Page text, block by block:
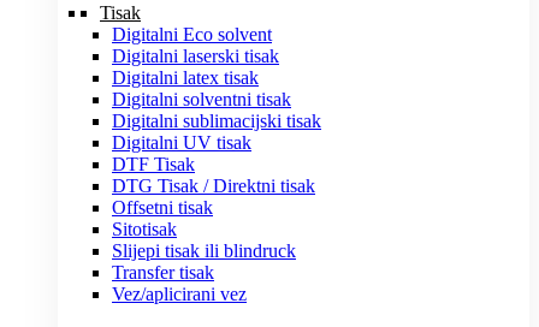
Tisak
Digitalni Eco solvent
Digitalni laserski tisak
Digitalni latex tisak
Digitalni solventni tisak
Digitalni sublimacijski tisak
Digitalni UV tisak
DTF Tisak
DTG Tisak / Direktni tisak
Offsetni tisak
Sitotisak
Slijepi tisak ili blindruck
Transfer tisak
Vez/aplicirani vez